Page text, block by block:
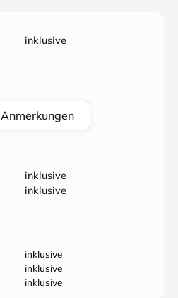
inklusive
Anmerkungen
inklusive
inklusive
inklusive
inklusive
inklusive